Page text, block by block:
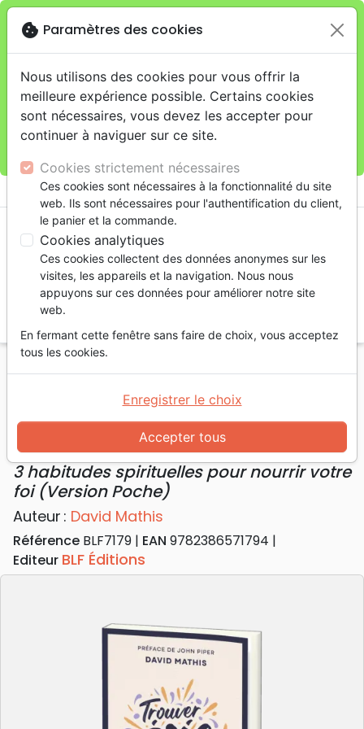
Je veux retirer ma commande au 4, rue Audubon
(Gare de Lyon), Parisclose
warningCette boutique en ligne est limitée au retrait en
magasin.
Pour les livraisons à domicile, veuillez passer vos
commandes sur la boutique La Maison de la Bible
shopping_cart
Accueil Livres Edification
Croissance spirituelle
Trouver sa joie en Dieu - 3 habitudes spirituelles
pour nourrir votre foi (Version Poche)
Trouver sa joie en Dieu
3 habitudes spirituelles pour nourrir votre
foi (Version Poche)
Auteur : David Mathis
Référence BLF7179 EAN 9782386571794
Editeur BLF Éditions
cookie Paramètres des cookies
Nous utilisons des cookies pour vous offrir la
meilleure expérience possible. Certains cookies
sont nécessaires, vous devez les accepter pour
continuer à naviguer sur ce site.
Cookies strictement nécessaires
Ces cookies sont nécessaires à la fonctionnalité du site
web. Ils sont nécessaires pour l'authentification du client,
le panier et la commande.
Cookies analytiques
Ces cookies collectent des données anonymes sur les
visites, les appareils et la navigation. Nous nous
appuyons sur ces données pour améliorer notre site
web.
En fermant cette fenêtre sans faire de choix, vous acceptez
tous les cookies.
Accepter tous
Enregistrer le choix